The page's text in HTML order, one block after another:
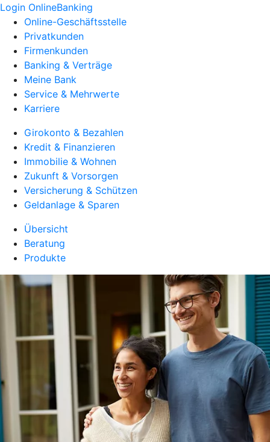
Login OnlineBanking
Online-Geschäftsstelle
Privatkunden
Firmenkunden
Banking & Verträge
Meine Bank
Service & Mehrwerte
Karriere
Girokonto & Bezahlen
Kredit & Finanzieren
Immobilie & Wohnen
Zukunft & Vorsorgen
Versicherung & Schützen
Geldanlage & Sparen
Übersicht
Beratung
Produkte